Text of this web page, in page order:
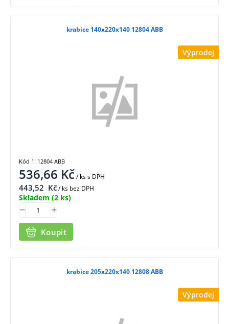
Výprodej
krabice 140x220x140 12804 ABB
536,66 Kč/ kss DPH
443,52 Kč/ ks bez DPH
Skladem (2 ks)
Koupit
Kód 1: 12804 ABB
Výprodej
krabice 205x220x140 12808 ABB